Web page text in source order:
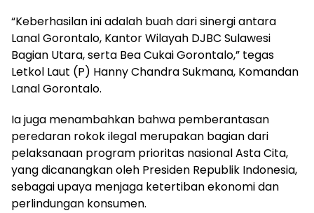
“Keberhasilan ini adalah buah dari sinergi antara
Lanal Gorontalo, Kantor Wilayah DJBC Sulawesi
Bagian Utara, serta Bea Cukai Gorontalo,” tegas
Letkol Laut (P) Hanny Chandra Sukmana, Komandan
Lanal Gorontalo.
Ia juga menambahkan bahwa pemberantasan
peredaran rokok ilegal merupakan bagian dari
pelaksanaan program prioritas nasional Asta Cita,
yang dicanangkan oleh Presiden Republik Indonesia,
sebagai upaya menjaga ketertiban ekonomi dan
perlindungan konsumen.